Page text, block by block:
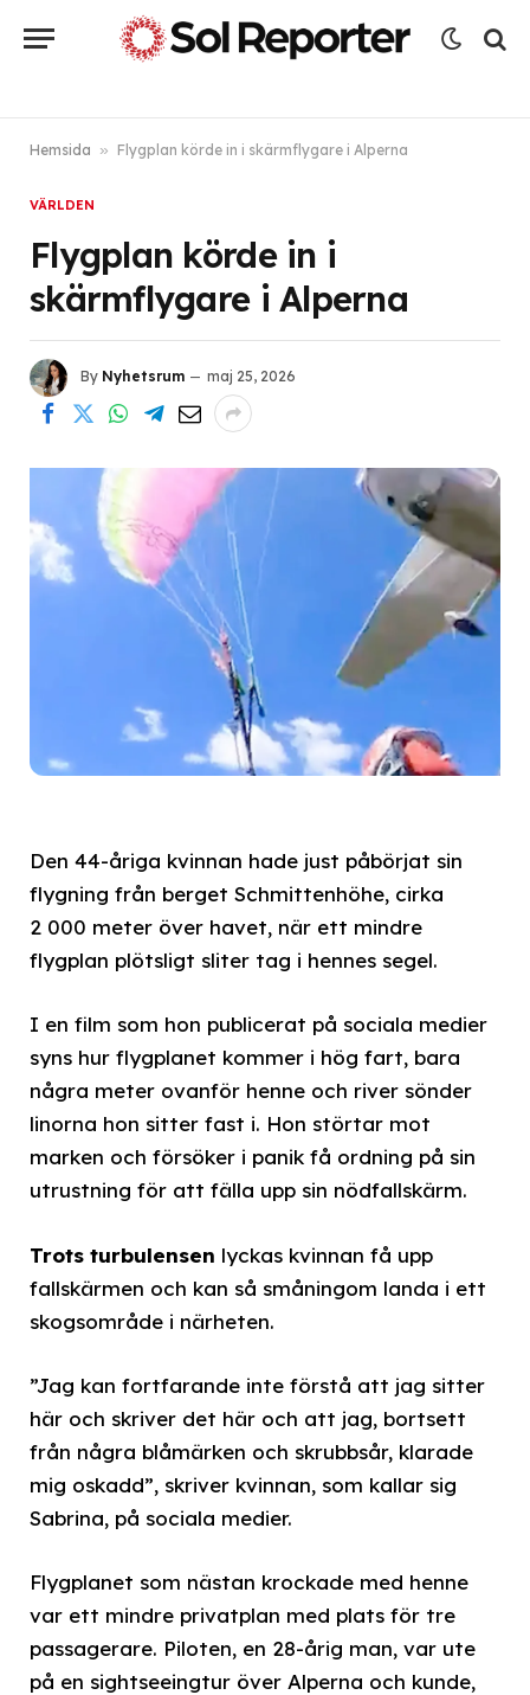
Hemsida » Flygplan körde in i skärmflygare i Alperna
VÄRLDEN
Flygplan körde in i
skärmflygare i Alperna
By Nyhetsrum maj 25, 2026
Den 44-åriga kvinnan hade just påbörjat sin
flygning från berget Schmittenhöhe, cirka
2 000 meter över havet, när ett mindre
flygplan plötsligt sliter tag i hennes segel.
I en film som hon publicerat på sociala medier
syns hur flygplanet kommer i hög fart, bara
några meter ovanför henne och river sönder
linorna hon sitter fast i. Hon störtar mot
marken och försöker i panik få ordning på sin
utrustning för att fälla upp sin nödfallskärm.
Trots turbulensen lyckas kvinnan få upp
fallskärmen och kan så småningom landa i ett
skogsområde i närheten.
”Jag kan fortfarande inte förstå att jag sitter
här och skriver det här och att jag, bortsett
från några blåmärken och skrubbsår, klarade
mig oskadd”, skriver kvinnan, som kallar sig
Sabrina, på sociala medier.
Flygplanet som nästan krockade med henne
var ett mindre privatplan med plats för tre
passagerare. Piloten, en 28-årig man, var ute
på en sightseeingtur över Alperna och kunde,